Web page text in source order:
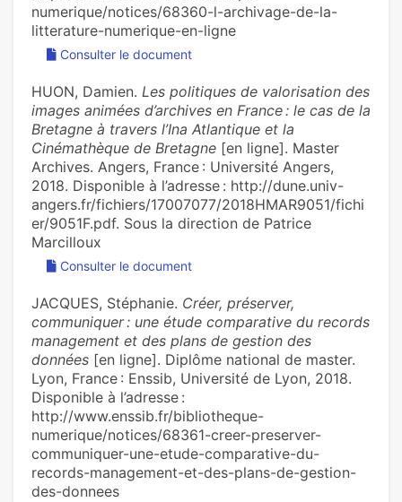
numerique/notices/68360-l-archivage-de-la-
litterature-numerique-en-ligne
Consulter le document
HUON, Damien. Les politiques de valorisation des
images animées d’archives en France : le cas de la
Bretagne à travers l’Ina Atlantique et la
Cinémathèque de Bretagne [en ligne]. Master
Archives. Angers, France : Université Angers,
2018. Disponible à l’adresse : http://dune.univ-
angers.fr/fichiers/17007077/2018HMAR9051/fichi
er/9051F.pdf. Sous la direction de Patrice
Marcilloux
Consulter le document
JACQUES, Stéphanie. Créer, préserver,
communiquer : une étude comparative du records
management et des plans de gestion des
données [en ligne]. Diplôme national de master.
Lyon, France : Enssib, Université de Lyon, 2018.
Disponible à l’adresse :
http://www.enssib.fr/bibliotheque-
numerique/notices/68361-creer-preserver-
communiquer-une-etude-comparative-du-
records-management-et-des-plans-de-gestion-
des-donnees